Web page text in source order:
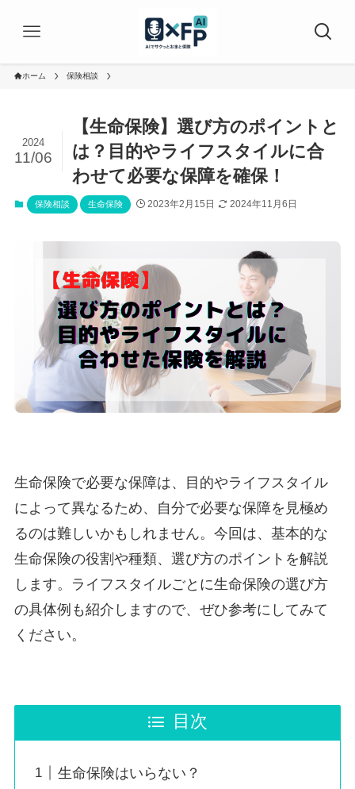
ホーム 保険相談
【生命保険】選び方のポイントと
は？目的やライフスタイルに合
わせて必要な保障を確保！
2024
11/06
保険相談 生命保険 2023年2月15日 2024年11月6日
生命保険で必要な保障は、目的やライフスタイル
によって異なるため、自分で必要な保障を見極め
るのは難しいかもしれません。今回は、基本的な
生命保険の役割や種類、選び方のポイントを解説
します。ライフスタイルごとに生命保険の選び方
の具体例も紹介しますので、ぜひ参考にしてみて
ください。
目次
生命保険はいらない？